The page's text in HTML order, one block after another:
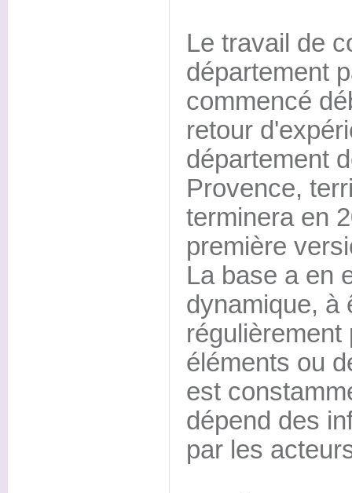
Le travail de
département
commencé
retour
département
Provence,
terminera en
première
La base a en
dynamique, à
régulièrement
éléments ou
est
dépend des
par les